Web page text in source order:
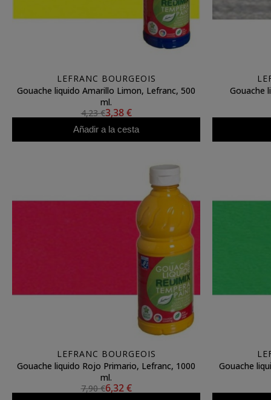
LEFRANC BOURGEOIS
Gouache liquido Amarillo Limon, Lefranc, 500
ml.
4,23 €3,38 €
Añadir a la cesta
Gouache
LEFRANC BOURGEOIS
Gouache liquido Rojo Primario, Lefranc, 1000
ml.
7,90 €6,32 €
Gouache